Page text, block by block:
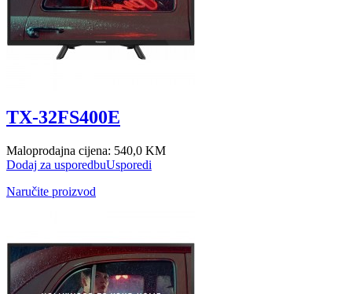
TX-32FS400E
Maloprodajna cijena: 540,0 KM
Dodaj za usporedbuUsporedi
Naručite proizvod